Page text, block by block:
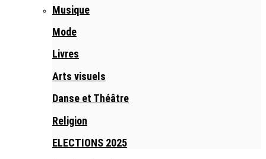
Musique
Mode
Livres
Arts visuels
Danse et Théâtre
Religion
ELECTIONS 2025